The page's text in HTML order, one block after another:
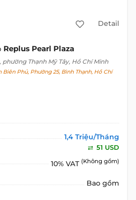
Detail
Replus Pearl Plaza
phường Thạnh Mỹ Tây, Hồ Chí Minh
Phủ, Phường 25, Bình Thạnh, Hồ Chí
1,4 Triệu/Tháng
51 USD
10% VAT (Không gồm)
Bao gồm